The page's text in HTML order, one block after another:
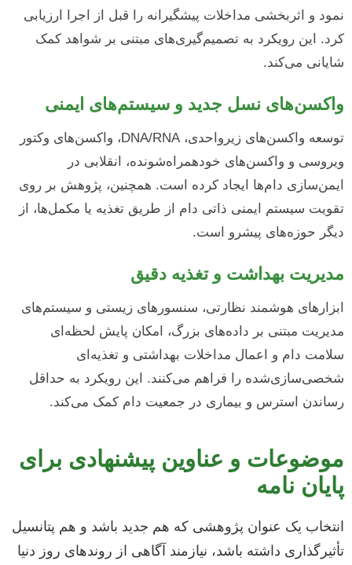
نمود و اثربخشی مداخلات پیشگیرانه را قبل از اجرا ارزیابی
کرد. این رویکرد به تصمیم‌گیری‌های مبتنی بر شواهد کمک
شایانی می‌کند.
واکسن‌های نسل جدید و سیستم‌های ایمنی
توسعه واکسن‌های زیرواحدی، DNA/RNA، واکسن‌های وکتور
ویروسی و واکسن‌های خودهمراه‌شونده، انقلابی در
ایمن‌سازی دام‌ها ایجاد کرده است. همچنین، پژوهش بر روی
تقویت سیستم ایمنی ذاتی دام از طریق تغذیه یا مکمل‌ها، از
دیگر حوزه‌های پیشرو است.
مدیریت بهداشت و تغذیه دقیق
ابزارهای هوشمند نظارتی، سنسورهای زیستی و سیستم‌های
مدیریت مبتنی بر داده‌های بزرگ، امکان پایش لحظه‌ای
سلامت دام و اعمال مداخلات بهداشتی و تغذیه‌ای
شخصی‌سازی‌شده را فراهم می‌کنند. این رویکرد به حداقل
رساندن استرس و بیماری در جمعیت دام کمک می‌کند.
موضوعات و عناوین پیشنهادی برای
پایان نامه
انتخاب یک عنوان پژوهشی که هم جدید باشد و هم پتانسیل
تأثیرگذاری داشته باشد، نیازمند آگاهی از روندهای روز دنیا